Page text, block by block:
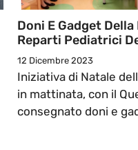
Doni E Gadget
Reparti Pediatrici
12 Dicembre 2023
Iniziativa di Natale
in mattinata, con il
consegnato doni e